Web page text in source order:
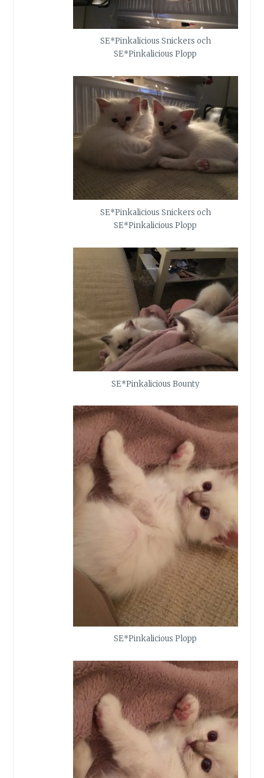
SE*Pinkalicious Snickers och
SE*Pinkalicious Plopp
SE*Pinkalicious Snickers och
SE*Pinkalicious Plopp
SE*Pinkalicious Bounty
SE*Pinkalicious Plopp